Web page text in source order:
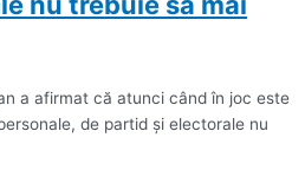
a afirmat că atunci când în joc este
de partid şi electorale nu